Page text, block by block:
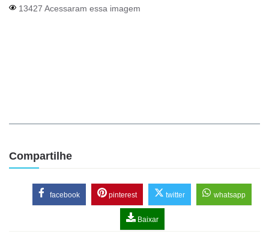
13427 Acessaram essa imagem
Compartilhe
facebook pinterest twitter whatsapp
Baixar